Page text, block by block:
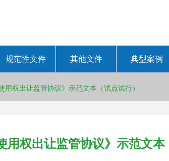
规范性文件 其他文件 典型案例
用权出让监管协议》示范文
用权出让监管协议》示范文本（试点试行）